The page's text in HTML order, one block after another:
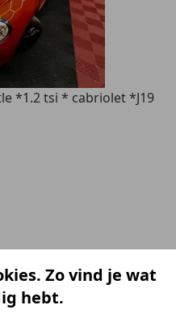
*1.2 tsi * cabriolet *J19
Zo vind je wat
hebt.